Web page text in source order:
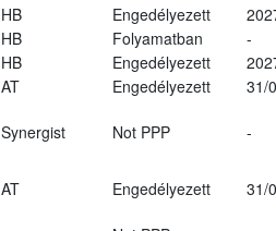
HB Engedélyezett
HB Folyamatban
-
HB Engedélyezett
AT Engedélyezett
31/
Synergist Not PPP -
AT Engedélyezett
31/